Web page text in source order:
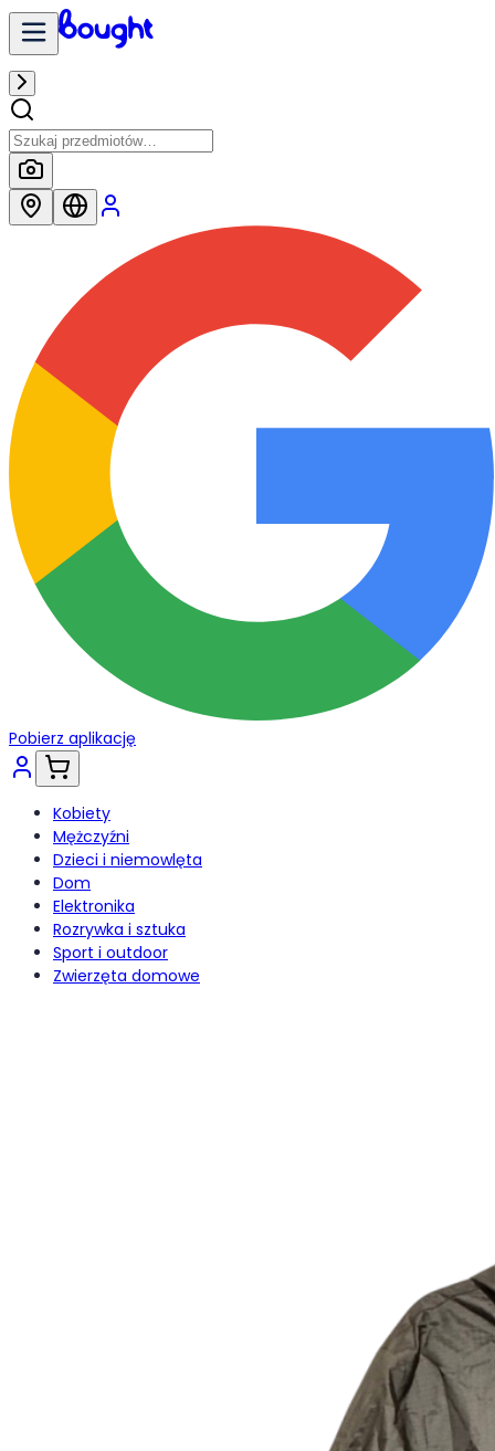
Pobierz aplikację
Kobiety
Mężczyźni
Dzieci i niemowlęta
Dom
Elektronika
Rozrywka i sztuka
Sport i outdoor
Zwierzęta domowe